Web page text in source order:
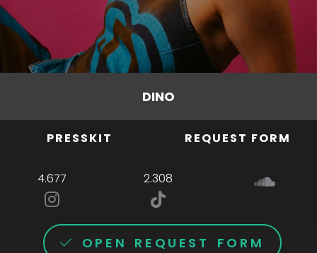
DINO
PRESSKIT REQUEST FORM
4.677 2.308
OPEN REQUEST FORM